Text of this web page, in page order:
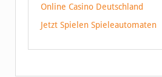
Online Casino Deutschland
Jetzt Spielen Spieleautomaten